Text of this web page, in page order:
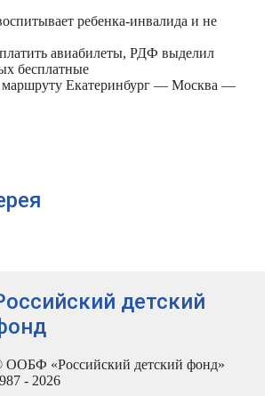
ребенка-инвалида и не
авиабилеты, РДФ выделил
бесплатные
маршруту Екатеринбург — Москва —
детский
ООБФ «Российский детский фонд»
- 2026